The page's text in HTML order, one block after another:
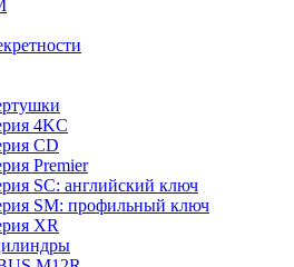
4KC
CD
Premier
SC: английский ключ
SM: профильный ключ
XR